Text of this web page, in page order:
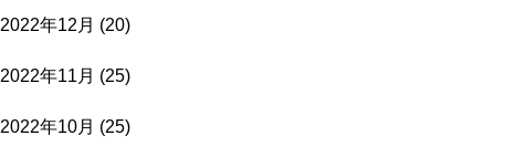
2022年12月 (20)
2022年11月 (25)
2022年10月 (25)